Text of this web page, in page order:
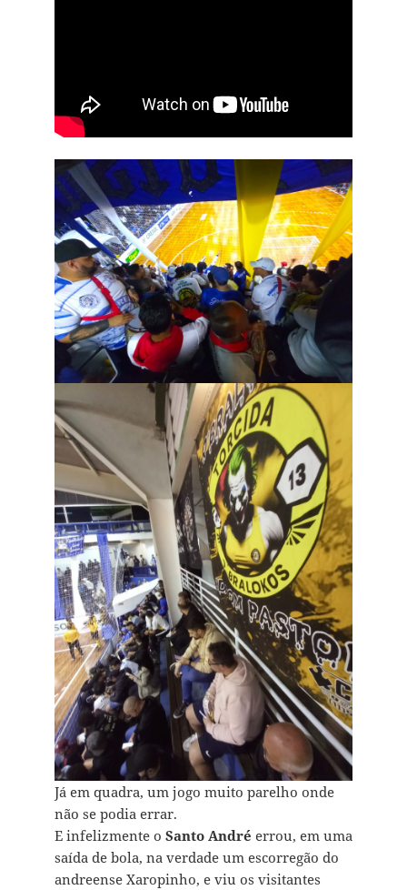
Já em quadra, um jogo muito parelho onde
não se podia errar.
E infelizmente o Santo André errou, em uma
saída de bola, na verdade um escorregão do
andreense Xaropinho, e viu os visitantes